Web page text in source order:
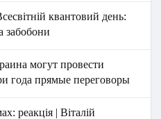
квантовий день:
забобони
могут провести
года прямые переговоры
реакція | Віталій